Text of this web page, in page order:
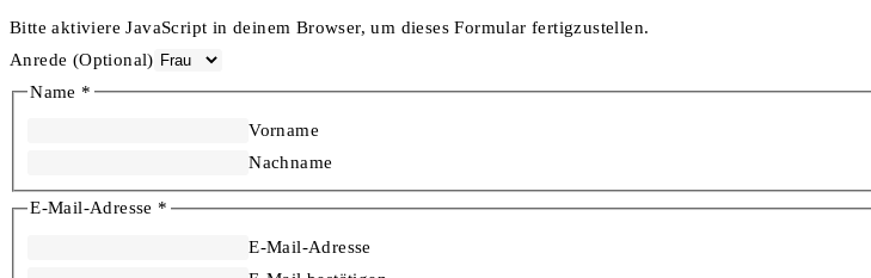
Bitte aktiviere JavaScript in deinem Browser, um dieses Formular fertigzustellen.
Anrede (Optional)
Name *
Vorname
Nachname
E-Mail-Adresse *
E-Mail-Adresse